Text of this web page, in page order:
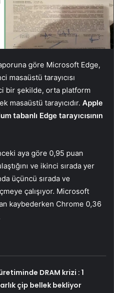
göre Microsoft Edge,
masaüstü tarayıcısı
bir şekilde, orta platform
masaüstü tarayıcıdır. Apple
tabanlı Edge tarayıcısının
aya göre 0,95 puan
ve ikinci sırada yer
üçüncü sırada ve
çalışıyor. Microsoft
kaybederken Chrome 0,36
DRAM krizi : 1
çip bellek bekliyor